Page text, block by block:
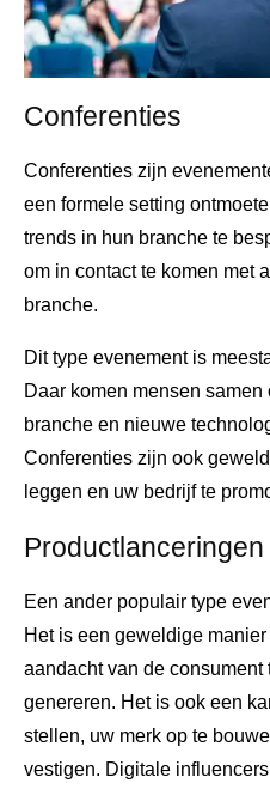
Conferenties
Conferenties zijn
een formele setting
trends in hun branche te
om in contact te komen met
branche.
Dit type evenement is
Daar komen mensen
branche en nieuwe
Conferenties zijn ook
leggen en uw bedrijf te
Productlanceringen
Een ander populair type
Het is een geweldige
aandacht van de
genereren. Het is ook een
stellen, uw merk op te
vestigen. Digitale